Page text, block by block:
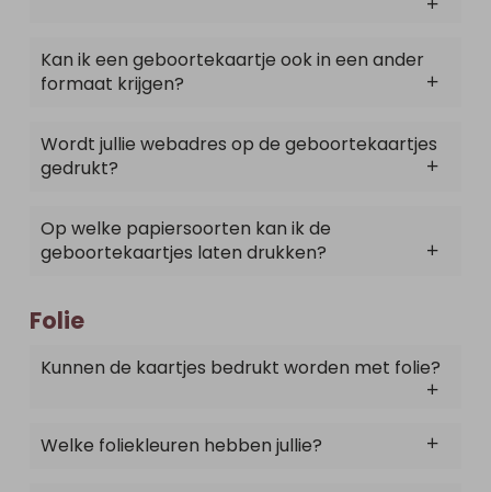
Kan ik een geboortekaartje ook in een ander
formaat krijgen?
Wordt jullie webadres op de geboortekaartjes
gedrukt?
Op welke papiersoorten kan ik de
geboortekaartjes laten drukken?
Folie
Kunnen de kaartjes bedrukt worden met folie?
Welke foliekleuren hebben jullie?